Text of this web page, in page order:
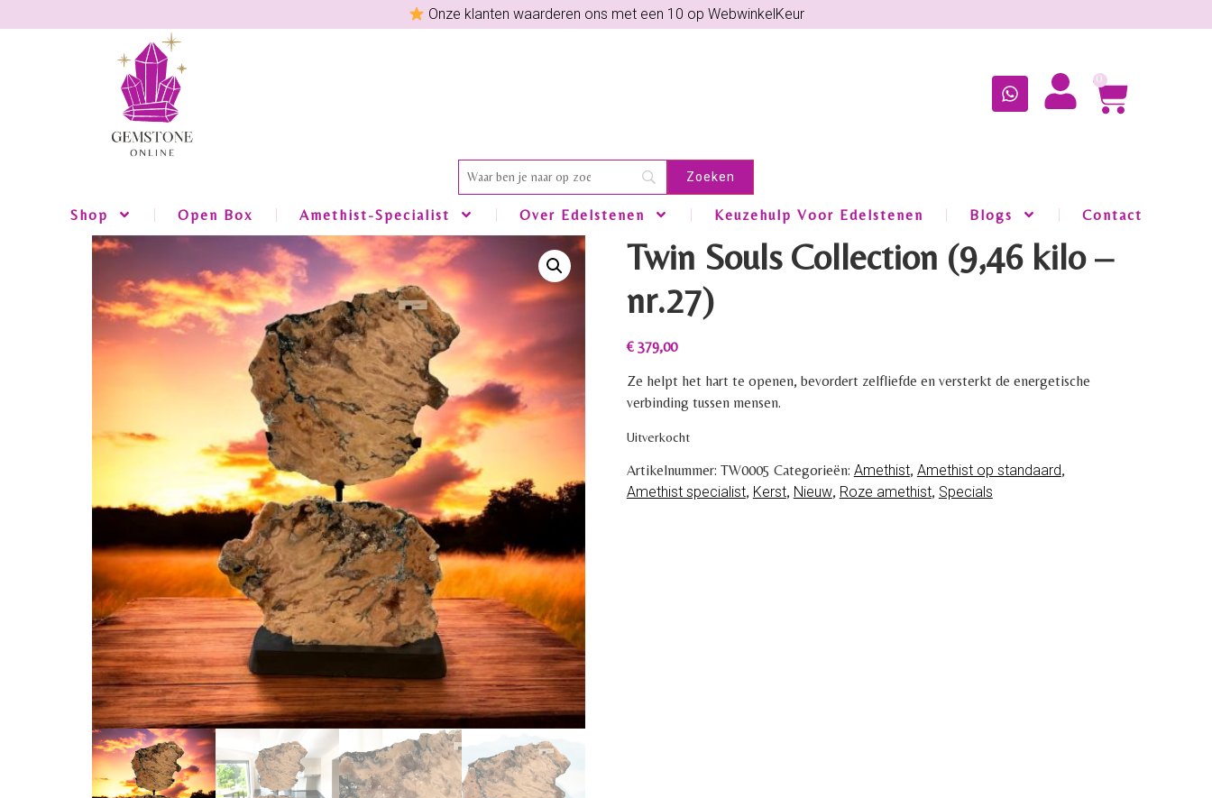
Onze klanten waarderen ons met een 10 op WebwinkelKeur
0
Shop Open Box Amethist-Specialist Over Edelstenen Keuzehulp Voor Edelstenen Blogs Contact
Twin Souls Collection (9,46 kilo –
nr.27)
€379,00
Ze helpt het hart te openen, bevordert zelfliefde en versterkt de energetische
verbinding tussen mensen.
Uitverkocht
Artikelnummer: TW0005 Categorieën: Amethist, Amethist op standaard,
Amethist specialist, Kerst, Nieuw, Roze amethist, Specials